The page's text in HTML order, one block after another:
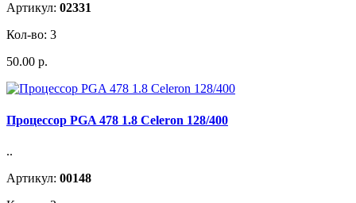
Артикул: 02331
Кол-во: 3
50.00 р.
Процессор PGA 478 1.8 Celeron 128/400
..
Артикул: 00148